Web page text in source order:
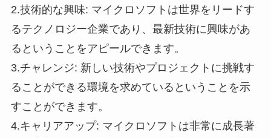
2.技術的な興味: マイクロソフトは世界をリードす
るテクノロジー企業であり、最新技術に興味があ
るということをアピールできます。
3.チャレンジ: 新しい技術やプロジェクトに挑戦す
ることができる環境を求めているということを示
すことができます。
4.キャリアアップ: マイクロソフトは非常に成長著